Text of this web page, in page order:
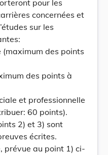
pour les
concernées et
sur les
(maximum des points
des points à
et professionnelle
60 points).
2) et 3) sont
écrites.
prévue au point 1) ci-